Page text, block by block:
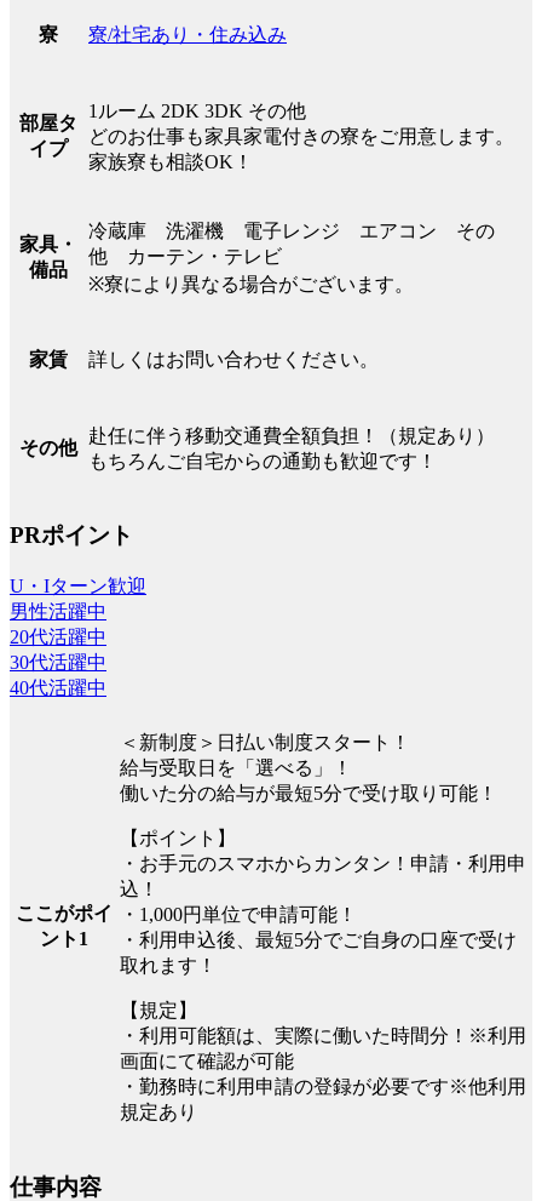
寮 寮/社宅あり・住み込み
部屋タ
イプ
1ルーム 2DK 3DK その他
どのお仕事も家具家電付きの寮をご用意します。
家族寮も相談OK！
家具・
備品
冷蔵庫 洗濯機 電子レンジ エアコン その
他 カーテン・テレビ
※寮により異なる場合がございます。
家賃 詳しくはお問い合わせください。
その他
赴任に伴う移動交通費全額負担！（規定あり）
もちろんご自宅からの通勤も歓迎です！
PRポイント
U・Iターン歓迎
男性活躍中
20代活躍中
30代活躍中
40代活躍中
ここがポイ
ント1
＜新制度＞日払い制度スタート！
給与受取日を「選べる」！
働いた分の給与が最短5分で受け取り可能！
【ポイント】
・お手元のスマホからカンタン！申請・利用申
込！
・1,000円単位で申請可能！
・利用申込後、最短5分でご自身の口座で受け
取れます！
【規定】
・利用可能額は、実際に働いた時間分！※利用
画面にて確認が可能
・勤務時に利用申請の登録が必要です※他利用
規定あり
仕事内容